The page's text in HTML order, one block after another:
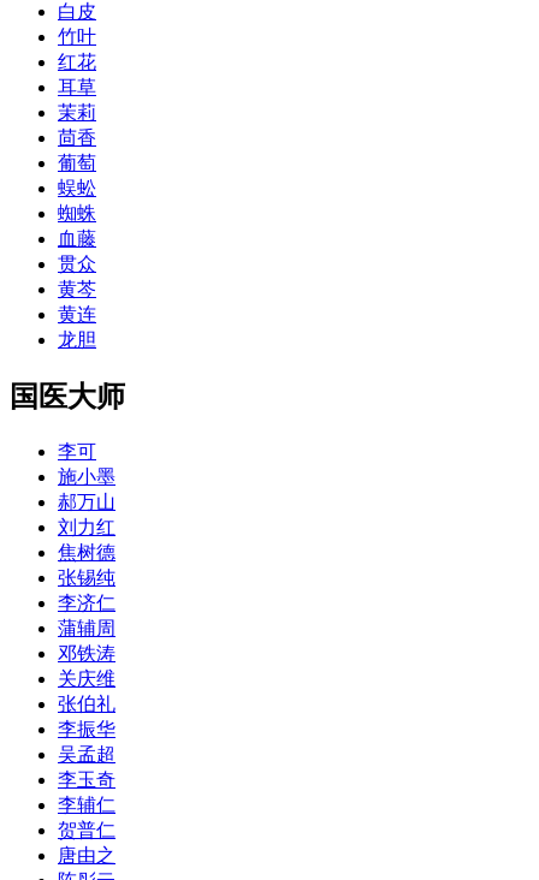
白皮
竹叶
红花
耳草
茉莉
茴香
葡萄
蜈蚣
蜘蛛
血藤
贯众
黄芩
黄连
龙胆
国医大师
李可
施小墨
郝万山
刘力红
焦树德
张锡纯
李济仁
蒲辅周
邓铁涛
关庆维
张伯礼
李振华
吴孟超
李玉奇
李辅仁
贺普仁
唐由之